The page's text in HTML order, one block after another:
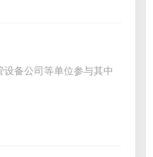
备公司等单位参与其中